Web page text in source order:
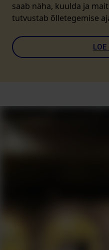
saab näha, kuulda ja
tutvustab õlletegemise